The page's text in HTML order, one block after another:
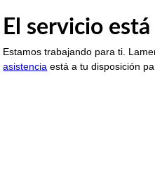
El servicio
Estamos trabajando para ti.
asistencia está a tu disposición